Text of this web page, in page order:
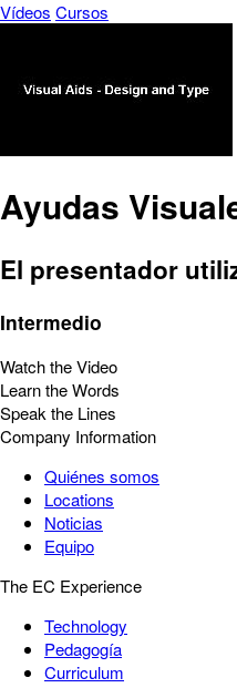
Vídeos Cursos
Ayudas
El presentador
Intermedio
Watch the Video
Learn the Words
Speak the Lines
Company Information
Quiénes somos
Locations
Noticias
Equipo
The EC Experience
Technology
Pedagogía
Curriculum